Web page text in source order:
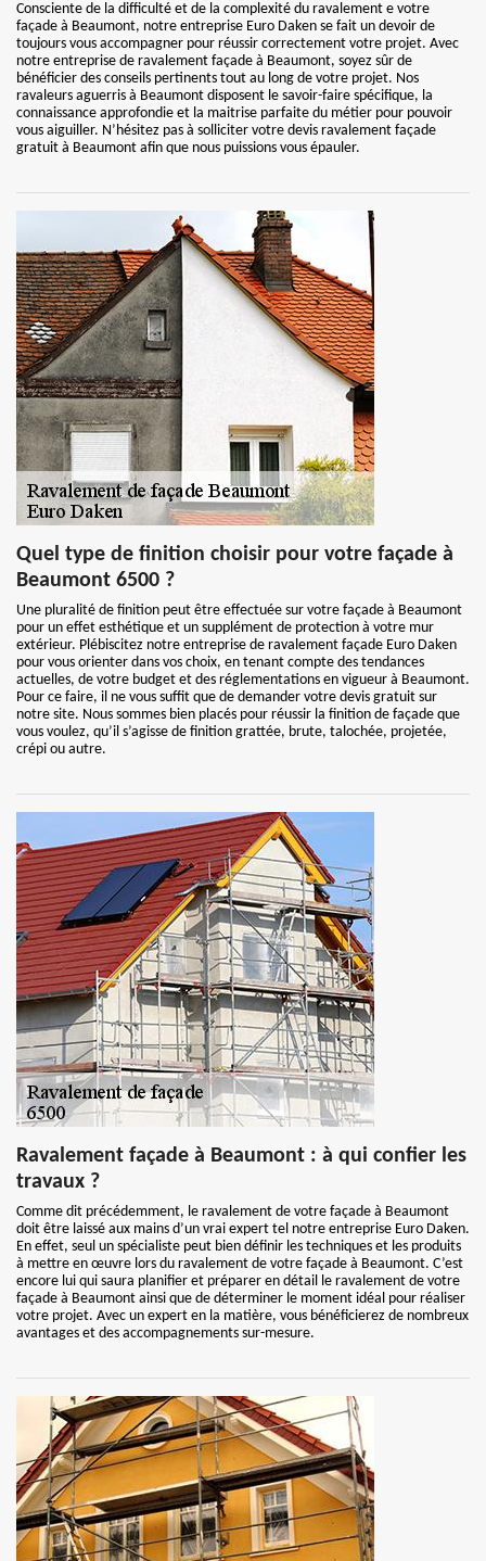
Consciente de la difficulté et de la complexité du ravalement e votre
façade à Beaumont, notre entreprise Euro Daken se fait un devoir de
toujours vous accompagner pour réussir correctement votre projet. Avec
notre entreprise de ravalement façade à Beaumont, soyez sûr de
bénéficier des conseils pertinents tout au long de votre projet. Nos
ravaleurs aguerris à Beaumont disposent le savoir-faire spécifique, la
connaissance approfondie et la maitrise parfaite du métier pour pouvoir
vous aiguiller. N’hésitez pas à solliciter votre devis ravalement façade
gratuit à Beaumont afin que nous puissions vous épauler.
Quel type de finition choisir pour votre façade à
Beaumont 6500 ?
Une pluralité de finition peut être effectuée sur votre façade à Beaumont
pour un effet esthétique et un supplément de protection à votre mur
extérieur. Plébiscitez notre entreprise de ravalement façade Euro Daken
pour vous orienter dans vos choix, en tenant compte des tendances
actuelles, de votre budget et des réglementations en vigueur à Beaumont.
Pour ce faire, il ne vous suffit que de demander votre devis gratuit sur
notre site. Nous sommes bien placés pour réussir la finition de façade que
vous voulez, qu’il s’agisse de finition grattée, brute, talochée, projetée,
crépi ou autre.
Ravalement façade à Beaumont : à qui confier les
travaux ?
Comme dit précédemment, le ravalement de votre façade à Beaumont
doit être laissé aux mains d’un vrai expert tel notre entreprise Euro Daken.
En effet, seul un spécialiste peut bien définir les techniques et les produits
à mettre en œuvre lors du ravalement de votre façade à Beaumont. C’est
encore lui qui saura planifier et préparer en détail le ravalement de votre
façade à Beaumont ainsi que de déterminer le moment idéal pour réaliser
votre projet. Avec un expert en la matière, vous bénéficierez de nombreux
avantages et des accompagnements sur-mesure.